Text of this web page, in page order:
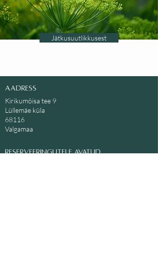
Jätkusuutlikkusest
Aadress
Kirikumõisa tee 9
Lüllemäe küla
68116
Valgamaa
Reserveeringutele avatud